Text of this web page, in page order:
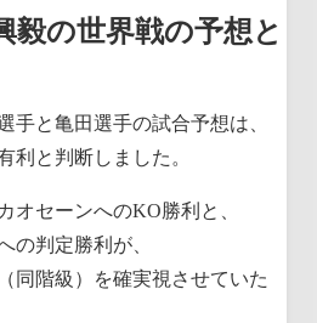
毅の世界戦の予想と
手と亀田選手の試合予想は、
利と判断しました。
オセーンへのKO勝利と、
の判定勝利が、
同階級）を確実視させていた